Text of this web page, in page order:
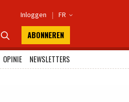
Inloggen | FR 
 ABONNEREN
OPINIE
NEWSLETTERS